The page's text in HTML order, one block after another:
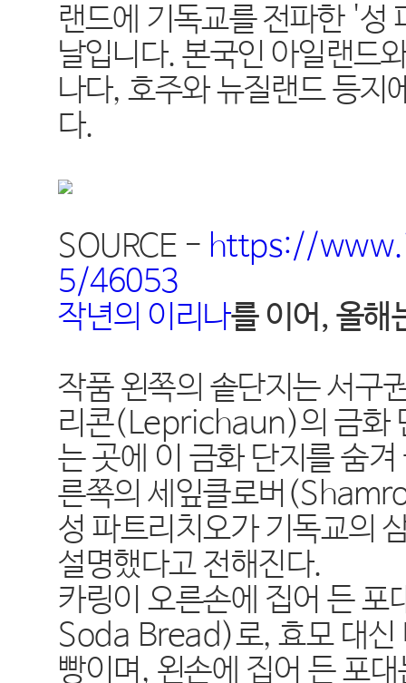
랜드에 기독교를 전파한 '성
날입니다. 본국인 아일랜드
나다, 호주와 뉴질랜드 등지
다.
SOURCE - https://
5/46053
작년의 이리나를 이어, 올해
작품 왼쪽의 솥단지는 서구
리콘(Leprichaun)의 금화
는 곳에 이 금화 단지를 숨
른쪽의 세잎클로버
성 파트리치오가 기독교의
설명했다고 전해진다.
카링이 오른손에 집어 든
Soda Bread)로, 효모 대신
빵이며, 왼손에 집어 든 포